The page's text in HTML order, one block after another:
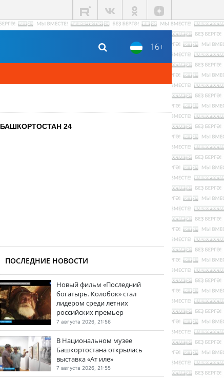
16+
БАШКОРТОСТАН 24
ПОСЛЕДНИЕ НОВОСТИ
Новый фильм «Последний
богатырь. Колобок» стал
лидером среди летних
российских премьер
7 августа 2026, 21:56
В Национальном музее
Башкортостана открылась
выставка «Ат иле»
7 августа 2026, 21:55